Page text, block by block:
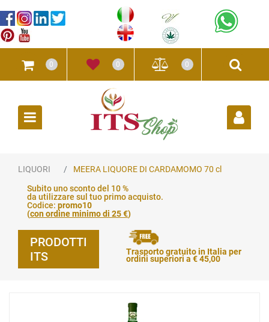
0 0 0
LIQUORI MEERA LIQUORE DI CARDAMOMO 70 cl
Subito uno sconto del 10 %
da utilizzare sul tuo primo acquisto.
Codice: promo10
(con ordine minimo di 25 €)
PRODOTTI
ITS
Trasporto gratuito in Italia per
ordini superiori a € 45,00